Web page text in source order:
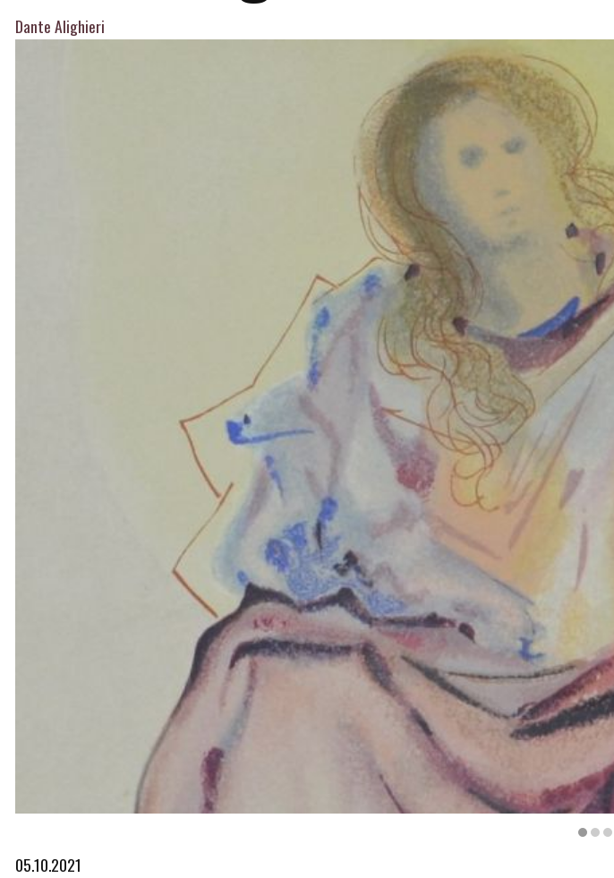
Dante Alighieri
Diapositiva 1 de 4: Il·lustració per al Cel | © © Salvador Dalí, Fundació Gala-Salvador Dalí/VEGAP,
05.10.2021